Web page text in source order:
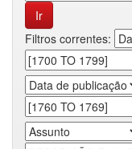
Filtros correntes: